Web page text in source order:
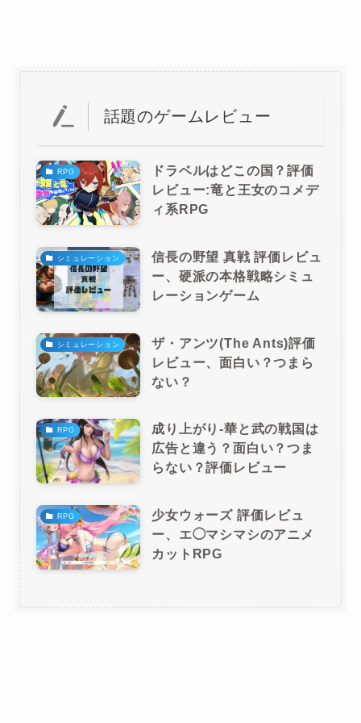
話題のゲームレビュー
RPG
ドラベルはどこの国？評価
レビュー:竜と王女のコメデ
ィ系RPG
シミュレーション
信長の野望 真戦 評価レビュ
ー、硬派の本格戦略シミュ
レーションゲーム
シミュレーション
ザ・アンツ(The Ants)評価
レビュー、面白い？つまら
ない？
RPG
成り上がり-華と武の戦国は
広告と違う？面白い？つま
らない？評価レビュー
RPG
少女ウォーズ 評価レビュ
ー、エ◯マシマシのアニメ
カットRPG